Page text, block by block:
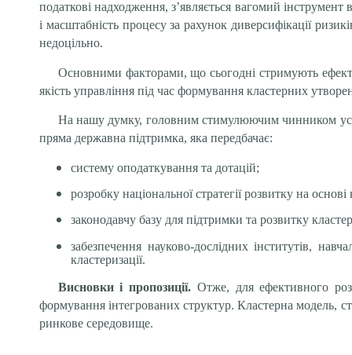
податкові надходження, з’являється вагомий інструмент
і масштабність процесу за рахунок диверсифікації
недоцільно.
Основними факторами, що сьогодні стримують
якість управління під час формування кластерних
На нашу думку, головним стимулюючим чинником
пряма державна підтримка, яка передбачає:
систему оподаткування та дотацій;
розробку національної стратегії розвитку на основі
законодавчу базу для підтримки та розвитку
забезпечення науково-дослідних інститутів,
кластеризації.
Висновки і пропозиції. Отже, для ефективного
формування інтегрованих структур. Кластерна модель,
ринкове середовище.